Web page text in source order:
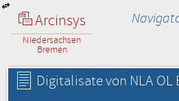
Arcinsys
Niedersachsen
Bremen
Digitalisate von NLA OL